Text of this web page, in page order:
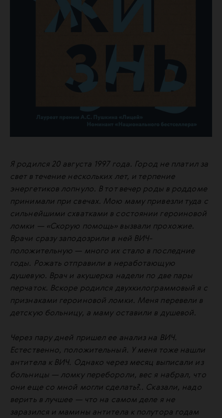
Я родился 20 августа 1997 года. Город не платил за
свет в течение нескольких лет, и терпение
энергетиков лопнуло. В тот вечер роды в роддоме
принимали при свечах. Мою маму привезли туда с
сильнейшими схватками в состоянии героиновой
ломки — «Скорую помощь» вызвали прохожие.
Врачи сразу заподозрили в ней ВИЧ-
положительную — много их стало в последние
годы. Рожать отправили в неработающую
душевую. Врач и акушерка надели по две пары
перчаток. Вскоре родился двухкилограммовый я с
признаками героиновой ломки. Меня перевели в
детскую больницу, а маму оставили в душевой.
Через пару дней пришел ее анализ на ВИЧ.
Естественно, положительный. У меня тоже нашли
антитела к ВИЧ. Однако через месяц выписали из
больницы — ломку перебороли, вес я набрал, что
они еще со мной могли сделать?.. Сказали, надо
верить в лучшее — что на самом деле я не
заразился и мамины антитела к полутора годам